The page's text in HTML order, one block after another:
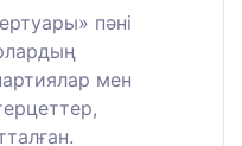
пәні
мен